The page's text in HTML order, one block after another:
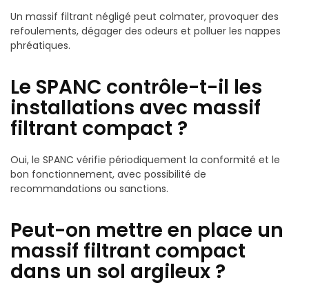
Un massif filtrant négligé peut colmater, provoquer des
refoulements, dégager des odeurs et polluer les nappes
phréatiques.
Le SPANC contrôle-t-il les
installations avec massif
filtrant compact ?
Oui, le SPANC vérifie périodiquement la conformité et le
bon fonctionnement, avec possibilité de
recommandations ou sanctions.
Peut-on mettre en place un
massif filtrant compact
dans un sol argileux ?